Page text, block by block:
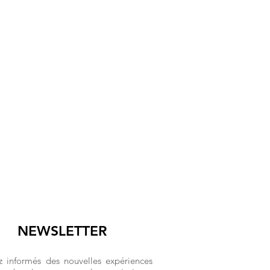
NEWSLETTER
informés des nouvelles expériences